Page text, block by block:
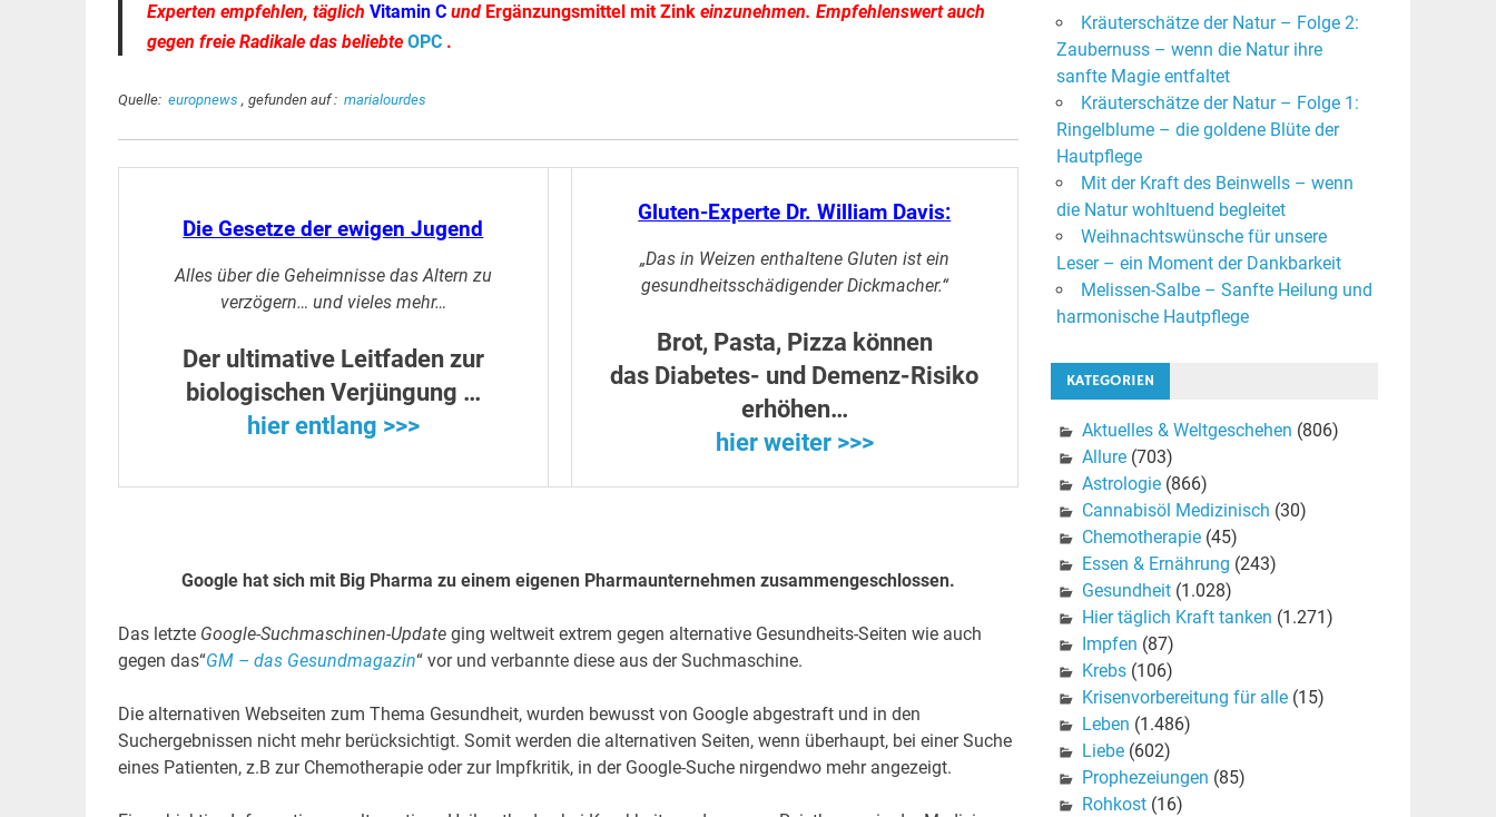
Experten empfehlen, täglichVitamin C und Ergänzungsmittel mit Zink einzunehmen. Empfehlenswert auch
gegen freie Radikale das beliebteOPC .
Quelle: europnews , gefunden auf : marialourdes
Die Gesetze der ewigen Jugend
Alles über die Geheimnisse das Altern zu
verzögern… und vieles mehr…
Der ultimative Leitfaden zur
biologischen Verjüngung …
hier entlang >>>
Gluten-Experte Dr. William Davis:
„Das in Weizen enthaltene Gluten ist ein
gesundheitsschädigender Dickmacher.“
Brot, Pasta, Pizza können
das Diabetes- und Demenz-Risiko
erhöhen…
hier weiter >>>
Google hat sich mit Big Pharma zu einem eigenen Pharmaunternehmen zusammengeschlossen.
Das letzte Google-Suchmaschinen-Updateging weltweit extrem gegen alternative Gesundheits-Seiten wie auch
gegen das“GM – das Gesundmagazin“ vor und verbannte diese aus der Suchmaschine.
Die alternativen Webseiten zum Thema Gesundheit, wurden bewusst von Google abgestraft und in den
Suchergebnissen nicht mehr berücksichtigt. Somit werden die alternativen Seiten, wenn überhaupt, bei einer Suche
eines Patienten, z.B zur Chemotherapie oder zur Impfkritik, in der Google-Suche nirgendwo mehr angezeigt.
Kräuterschätze der Natur – Folge 2:
Zaubernuss – wenn die Natur ihre
sanfte Magie entfaltet
Kräuterschätze der Natur – Folge 1:
Ringelblume – die goldene Blüte der
Hautpflege
Mit der Kraft des Beinwells – wenn
die Natur wohltuend begleitet
Weihnachtswünsche für unsere
Leser – ein Moment der Dankbarkeit
Melissen-Salbe – Sanfte Heilung und
harmonische Hautpflege
KATEGORIEN
Aktuelles & Weltgeschehen (806)
Allure(703)
Astrologie(866)
Cannabisöl Medizinisch (30)
Chemotherapie(45)
Essen & Ernährung (243)
Gesundheit(1.028)
Hier täglich Kraft tanken (1.271)
Impfen (87)
Krebs(106)
Krisenvorbereitung für alle(15)
Leben (1.486)
Liebe(602)
Prophezeiungen (85)
Rohkost(16)